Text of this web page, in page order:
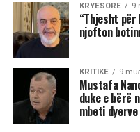
KRYESORE 9
“Thjesht për
njofton
KRITIKE 9
Mustafa
duke e bërë
mbeti